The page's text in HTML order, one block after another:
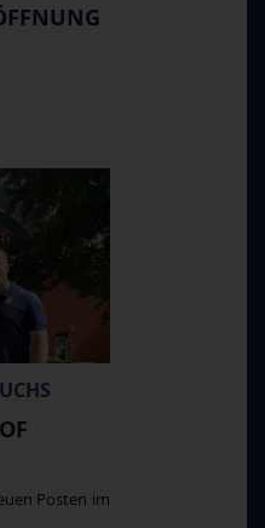
Posten im